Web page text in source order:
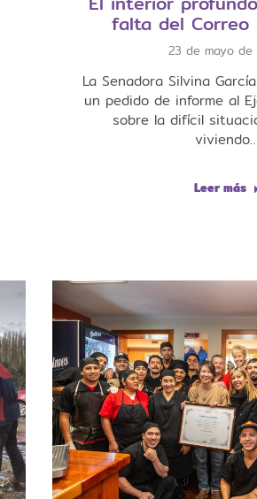
falta del Correo
23 de mayo de
La Senadora Silvina
un pedido de informe al
sobre la difícil
Leer más